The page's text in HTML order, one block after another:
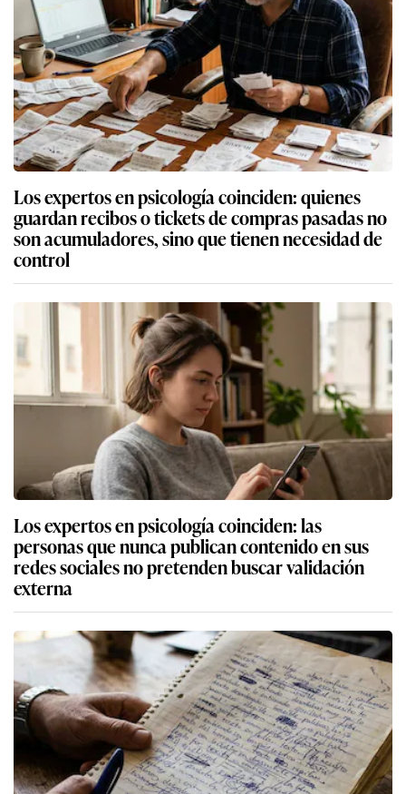
Los expertos en psicología coinciden: quienes
guardan recibos o tickets de compras pasadas no
son acumuladores, sino que tienen necesidad de
control
Los expertos en psicología coinciden: las
personas que nunca publican contenido en sus
redes sociales no pretenden buscar validación
externa